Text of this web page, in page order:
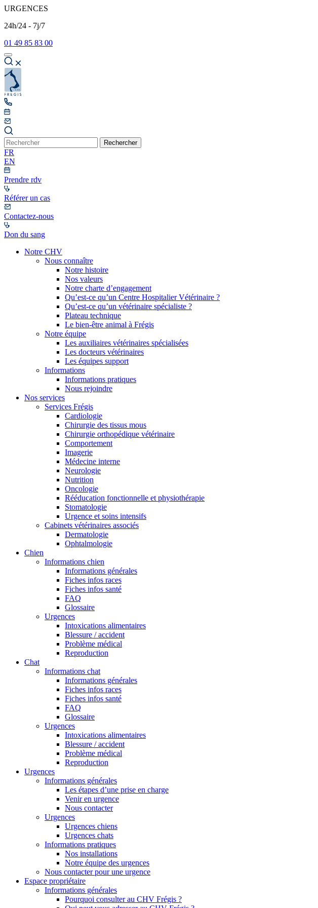
URGENCES
24h/24 - 7j/7
01 49 85 83 00
Rechercher
FR
EN
Prendre rdv
Référer un cas
Contactez-nous
Don du sang
Notre CHV
Nous connaître
Notre histoire
Nos valeurs
Notre charte d’engagement
Qu’est-ce qu’un Centre Hospitalier Vétérinaire ?
Qu’est-ce qu’un vétérinaire spécialiste ?
Plateau technique
Le bien-être animal à Frégis
Notre équipe
Les auxiliaires vétérinaires spécialisées
Les docteurs vétérinaires
Les équipes support
Informations
Informations pratiques
Nous rejoindre
Nos services
Services Frégis
Cardiologie
Chirurgie des tissus mous
Chirurgie orthopédique vétérinaire
Comportement
Imagerie
Médecine interne
Neurologie
Nutrition
Oncologie
Rééducation fonctionnelle et physiothérapie
Stomatologie
Urgence et soins intensifs
Cabinets vétérinaires associés
Dermatologie
Ophtalmologie
Chien
Informations chien
Informations générales
Fiches infos races
Fiches infos santé
FAQ
Glossaire
Urgences
Intoxications alimentaires
Blessure / accident
Problème médical
Reproduction
Chat
Informations chat
Informations générales
Fiches infos races
Fiches infos santé
FAQ
Glossaire
Urgences
Intoxications alimentaires
Blessure / accident
Problème médical
Reproduction
Urgences
Informations générales
Les étapes d’une prise en charge
Venir en urgence
Nous contacter
Urgences
Urgences chiens
Urgences chats
Informations pratiques
Nos installations
Notre équipe des urgences
Nous contacter pour une urgence
Espace propriétaire
Informations générales
Pourquoi consulter au CHV Frégis ?